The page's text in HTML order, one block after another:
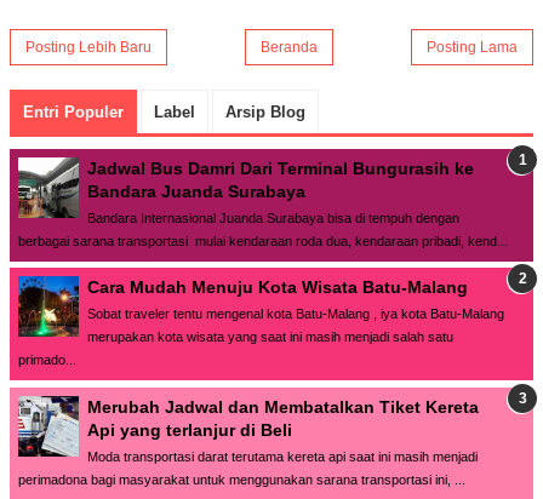
Posting Lebih Baru Posting Lama
Beranda
Entri Populer Label Arsip Blog
Jadwal Bus Damri Dari Terminal Bungurasih ke
Bandara Juanda Surabaya
Bandara Internasional Juanda Surabaya bisa di tempuh dengan
berbagai sarana transportasi mulai kendaraan roda dua, kendaraan pribadi, kend...
Cara Mudah Menuju Kota Wisata Batu-Malang
Sobat traveler tentu mengenal kota Batu-Malang , iya kota Batu-Malang
merupakan kota wisata yang saat ini masih menjadi salah satu
primado...
Merubah Jadwal dan Membatalkan Tiket Kereta
Api yang terlanjur di Beli
Moda transportasi darat terutama kereta api saat ini masih menjadi
perimadona bagi masyarakat untuk menggunakan sarana transportasi ini, ...